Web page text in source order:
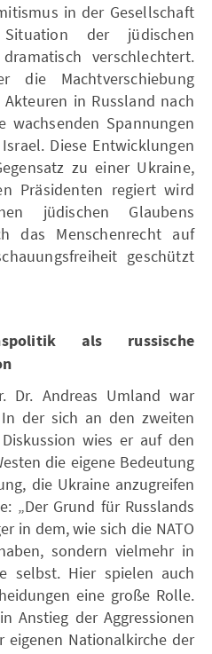
in der Gesellschaft
der jüdischen
verschlechtert.
die Machtverschiebung
in Russland nach
wachsenden Spannungen
Diese Entwicklungen
zu einer Ukraine,
Präsidenten regiert wird
jüdischen Glaubens
das Menschenrecht auf
geschützt
als russische
Dr. Andreas Umland war
der sich an den zweiten
wies er auf den
die eigene Bedeutung
die Ukraine anzugreifen
„Der Grund für Russlands
in dem, wie sich die NATO
sondern vielmehr in
selbst. Hier spielen auch
eine große Rolle.
Anstieg der Aggressionen
eigenen Nationalkirche der